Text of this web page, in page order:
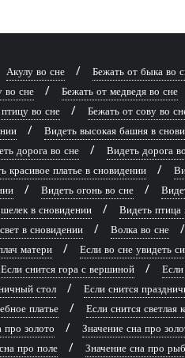
Акулу во сне Бежать от быка во
во сне Бежать от медведя во сне
во сне Бежать от сову во
Видеть высокая башня в
дорога во сне Видеть дорога
красивое платье в сновидении
Видеть огонь во сне
в сновидении Видеть птица
в сновидении Волка во сне
матери Если во сне увидеть
Если снится гора с вершиной Если
стол Если снится
платье Если снится светлая
про золото Значение сна про
про поле Значение сна про